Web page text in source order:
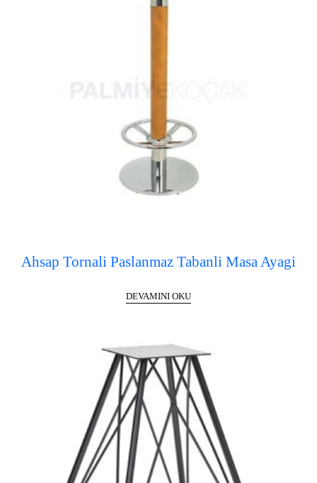
Ahsap Tornali Paslanmaz Tabanli Masa Ayagi
DEVAMINI OKU